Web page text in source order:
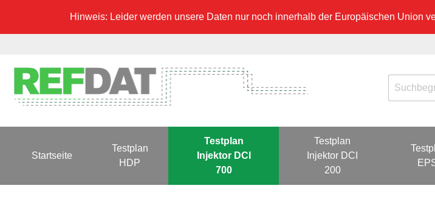
Hinweis: Leider werden unsere Daten nur noch innerhalb der Europäischen Union
Startseite
Testplan
HDP
Testplan
Injektor DCI
700
Testplan
Injektor DCI
200